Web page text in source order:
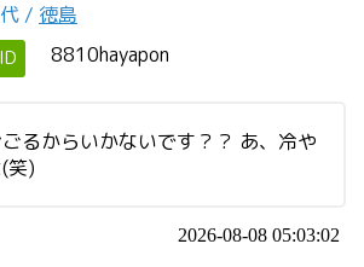
/ 徳島
ID 8810hayapon
るからいかないです？？ あ、冷や
笑)
2026-08-08 05:03:02